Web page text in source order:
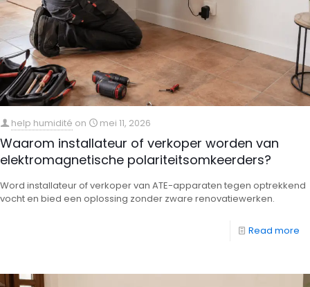
help humidité on mei 11, 2026
Waarom installateur of verkoper worden van
elektromagnetische polariteitsomkeerders?
Word installateur of verkoper van ATE-apparaten tegen optrekkend
vocht en bied een oplossing zonder zware renovatiewerken.
Read more